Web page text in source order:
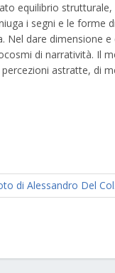
equilibrio strutturale,
i segni e le forme
Nel dare dimensione
di narratività. Il
astratte, di
di Alessandro Del Col.